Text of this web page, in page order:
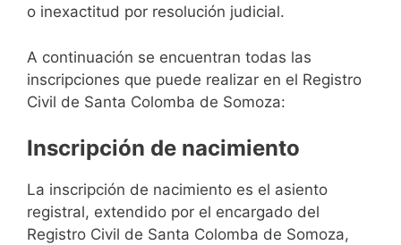
o inexactitud por resolución judicial.
A continuación se encuentran todas las
inscripciones que puede realizar en el Registro
Civil de Santa Colomba de Somoza:
Inscripción de nacimiento
La inscripción de nacimiento es el asiento
registral, extendido por el encargado del
Registro Civil de Santa Colomba de Somoza,